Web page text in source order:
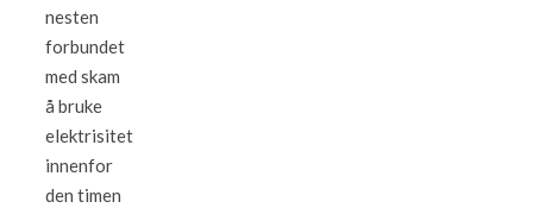
nesten
forbundet
med skam
å bruke
elektrisitet
innenfor
den timen